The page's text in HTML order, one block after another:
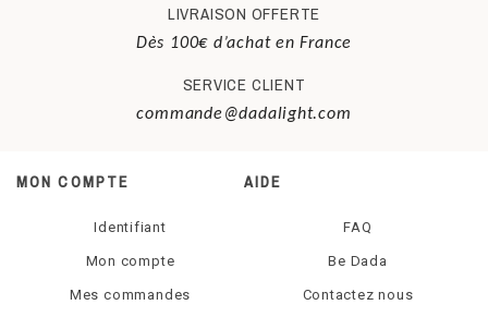
LIVRAISON OFFERTE
Dès 100€ d’achat en France
SERVICE CLIENT
commande@dadalight.com
MON COMPTE
Identifiant
Mon compte
Mes commandes
AIDE
FAQ
Be Dada
Contactez nous